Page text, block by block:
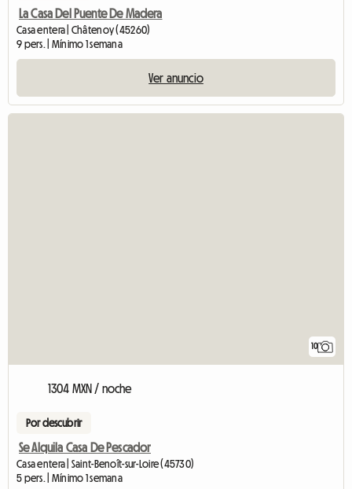
La Casa Del Puente De Madera
Casa entera | Châtenoy (45260)
9 pers. | Mínimo 1 semana
Ver anuncio
10
1304 MXN / noche
Por descubrir
Se Alquila Casa De Pescador
Casa entera | Saint-Benoît-sur-Loire (45730)
5 pers. | Mínimo 1 semana